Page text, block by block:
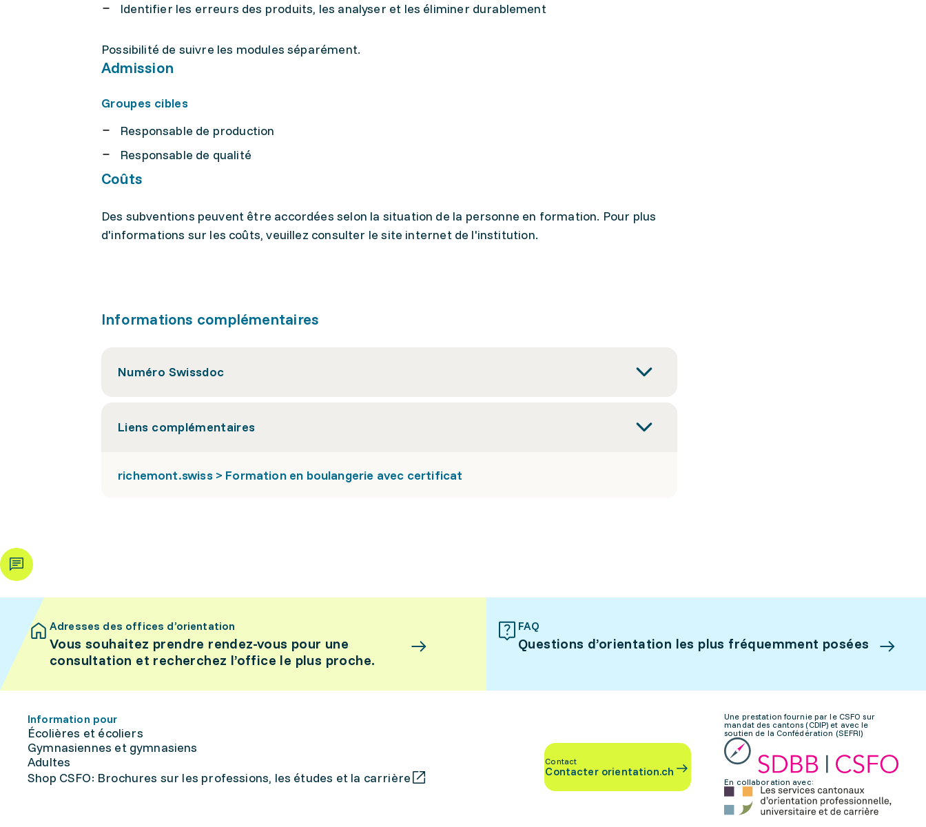
Identifier les erreurs des produits, les analyser et les éliminer durablement
Possibilité de suivre les modules séparément.
Admission
Groupes cibles
Responsable de production
Responsable de qualité
Coûts
Des subventions peuvent être accordées selon la situation de la personne en formation. Pour plus
d'informations sur les coûts, veuillez consulter le site internet de l'institution.
Informations complémentaires
Numéro Swissdoc
Liens complémentaires
richemont.swiss > Formation en boulangerie avec certificat
Adresses des offices d’orientation
Vous souhaitez prendre rendez-vous pour une
consultation et recherchez l’office le plus proche.
FAQ
Questions d’orientation les plus fréquemment posées
Information pour
Écolières et écoliers
Gymnasiennes et gymnasiens
Adultes
Shop CSFO: Brochures sur les professions, les études et la carrière
Contact
Contacter orientation.ch
Une prestation fournie par le CSFO sur
mandat des cantons (CDIP) et avec le
soutien de la Confédération (SEFRI)
En collaboration avec: